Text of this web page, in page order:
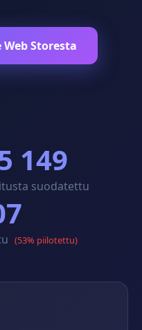
Storesta
149
suodatettu
(53% piilotettu)